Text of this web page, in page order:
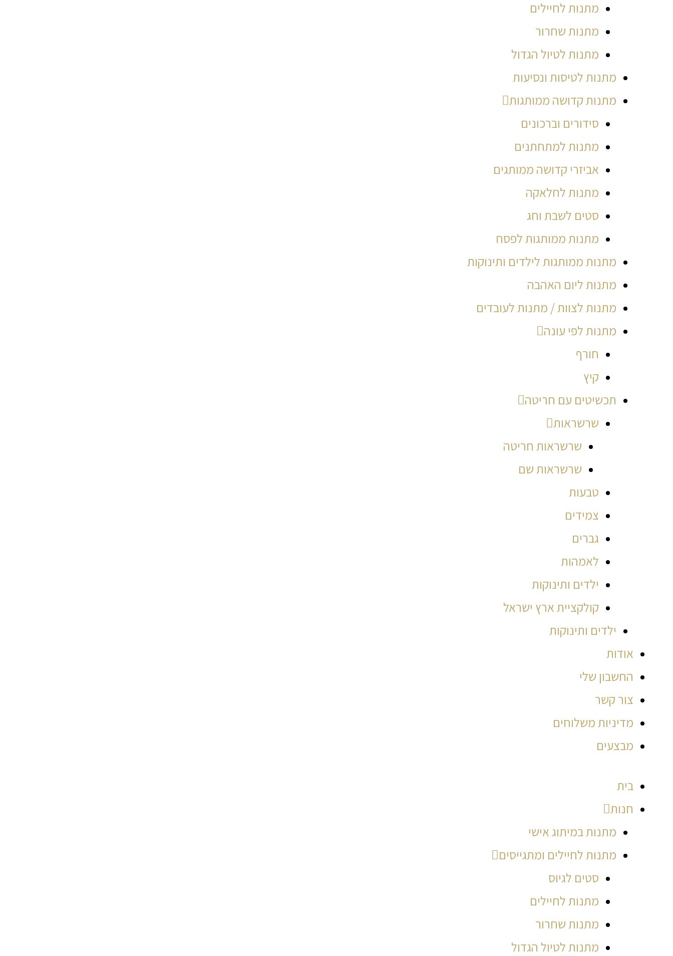
מתנות לחיילים
מתנות שחרור
מתנות לטיול הגדול
מתנות לטיסות ונסיעות
מתנות קדושה ממותגות
סידורים וברכונים
מתנות למתחתנים
אביזרי קדושה ממותגים
מתנות לחלאקה
סטים לשבת וחג
מתנות ממותגות לפסח
מתנות ממותגות לילדים ותינוקות
מתנות ליום האהבה
מתנות לצוות / מתנות לעובדים
מתנות לפי עונה
חורף
קיץ
תכשיטים עם חריטה
שרשראות
שרשראות חריטה
שרשראות שם
טבעות
צמידים
גברים
לאמהות
ילדים ותינוקות
קולקציית ארץ ישראל
ילדים ותינוקות
אודות
החשבון שלי
צור קשר
מדיניות משלוחים
מבצעים
בית
חנות
מתנות במיתוג אישי
מתנות לחיילים ומתגייסים
סטים לגיוס
מתנות לחיילים
מתנות שחרור
מתנות לטיול הגדול